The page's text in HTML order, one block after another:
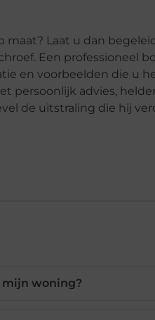
Laat u dan
Een professioneel
en voorbeelden die u
persoonlijk advies,
de uitstraling die hij
mijn woning?